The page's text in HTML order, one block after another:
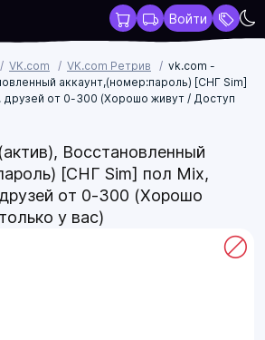
Войти
VK.com VK.com Ретрив
vk.com -
аккаунт,(номер:пароль) [СНГ Sim]
друзей от 0-300 (Хорошо живут / Доступ
Восстановленный
[СНГ Sim] пол Mix,
от 0-300 (Хорошо
у вас)